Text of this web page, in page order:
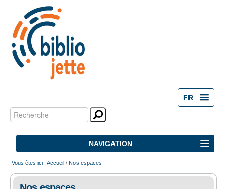
FR
Outils
personnels
Chercher par
Recherche
NAVIGATION
Vous êtes ici : Accueil / Nos espaces